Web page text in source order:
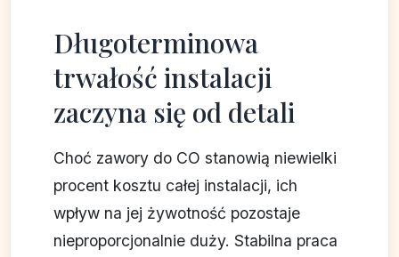
Długoterminowa
trwałość instalacji
zaczyna się od detali
Choć zawory do CO stanowią niewielki
procent kosztu całej instalacji, ich
wpływ na jej żywotność pozostaje
nieproporcjonalnie duży. Stabilna praca